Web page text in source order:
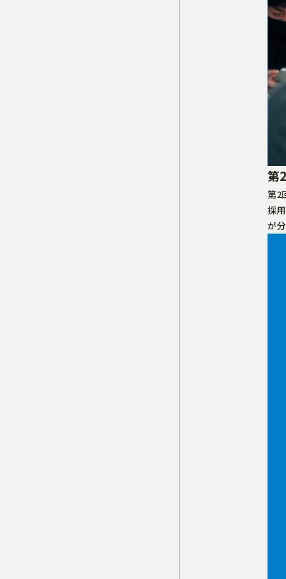
第
第2
採
が